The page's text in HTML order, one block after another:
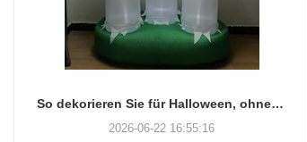
So dekorieren Sie für Halloween, ohne den Verstand (oder Ihr Wochenende) zu verlieren
2026-06-22 16:55:16